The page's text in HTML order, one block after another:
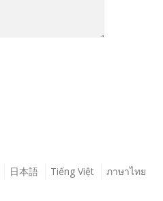
日本語 Tiếng Việt ภาษาไทย